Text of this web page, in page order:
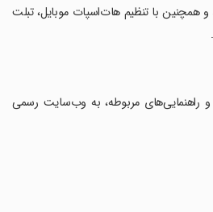
و همچنین با تنظیم هات‌اسپات موبایل، تبلت
و راهنمایی‌های مربوطه، به وب‌سایت رسمی